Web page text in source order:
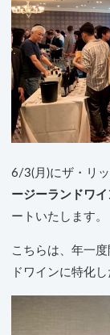
6/3(月)にザ・リ
ージーランドワ
ートいたします。
こちらは、年一
ドワインに特化し